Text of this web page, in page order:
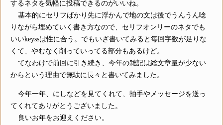
するネタを気軽に投稿できるのがいいね。
基本的にセリフばかり先に浮かんで地の文は後でうんうん唸
りながら埋めていく書き方なので、セリフオンリーのネタでも
いいkeyssは性に合う。でもいざ書いてみると毎回字数が足りな
くて、やむなく削っていってる部分もあるけど。
てなわけで前回に引き続き、今年の雑記は総文章量が少ない
からという理由で無駄に長々と書いてみました。
今年一年、にしなどを見てくれて、拍手やメッセージを送っ
てくれてありがとうございました。
良いお年をお迎えください。